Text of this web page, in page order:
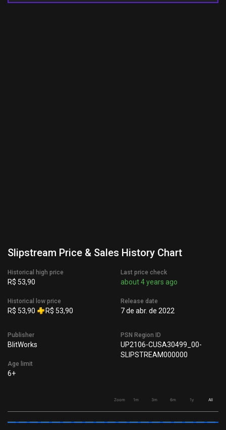
Slipstream Price & Sales History Chart
Historical high price
R$ 53,90
Historical low price
R$ 53,90 R$ 53,90
Last price check
about 4 years ago
Release date
7 de abr. de 2022
Publisher
BlitWorks
Age limit
6+
PSN Region ID
UP2106-CUSA30499_00-
SLIPSTREAM000000
Zoom 1m 3m 6m 1y All